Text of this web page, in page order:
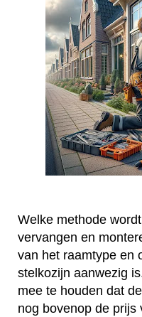
Welke methode
vervangen en
van het raamtype en
stelkozijn aanwezig
mee te houden dat
nog bovenop de prijs